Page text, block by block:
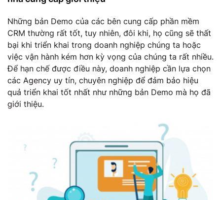
Những bản Demo của các bên cung cấp phần mềm
CRM thường rất tốt, tuy nhiên, đôi khi, họ cũng sẽ thất
bại khi triển khai trong doanh nghiệp chúng ta hoặc
việc vận hành kém hơn kỳ vọng của chúng ta rất nhiều.
Để hạn chế được điều này, doanh nghiệp cần lựa chọn
các Agency uy tín, chuyên nghiệp để đảm bảo hiệu
quả triển khai tốt nhất như những bản Demo mà họ đã
giới thiệu.